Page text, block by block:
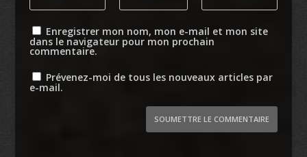
Enregistrer mon nom, mon e-mail et mon site
dans le navigateur pour mon prochain
commentaire.
Prévenez-moi de tous les nouveaux articles par
e-mail.
SOUMETTRE LE COMMENTAIRE